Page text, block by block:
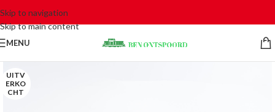
Skip to navigation
Skip to main content
MENU
UITV
ERKO
CHT